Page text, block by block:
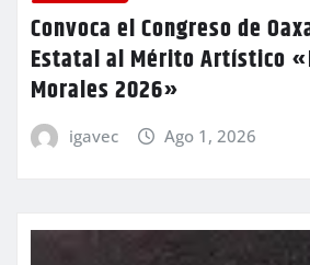
Convoca el Congreso de
Estatal al Mérito Artístico
Morales 2026»
igavec Ago 1, 2026